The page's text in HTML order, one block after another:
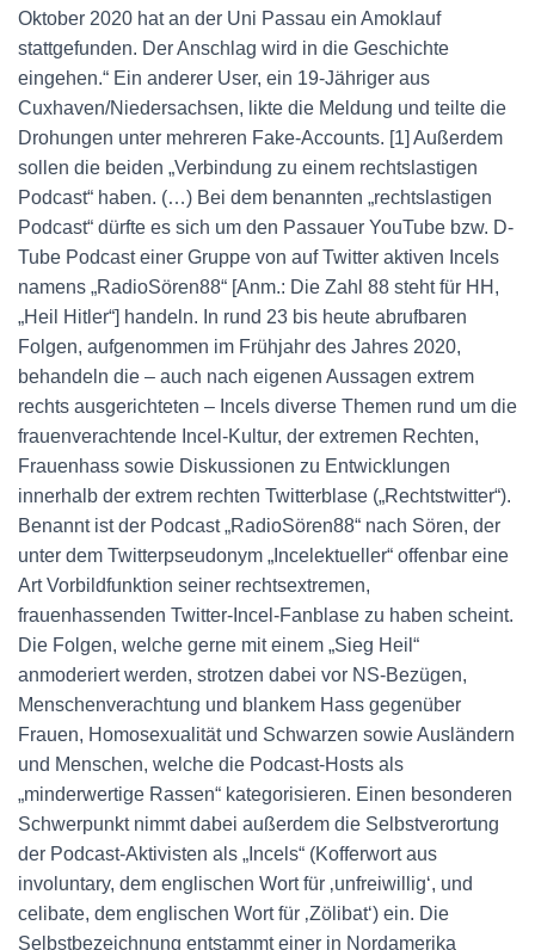
Oktober 2020 hat an der Uni Passau ein Amoklauf
stattgefunden. Der Anschlag wird in die Geschichte
eingehen.“ Ein anderer User, ein 19-Jähriger aus
Cuxhaven/Niedersachsen, likte die Meldung und teilte die
Drohungen unter mehreren Fake-Accounts. [1] Außerdem
sollen die beiden „Verbindung zu einem rechtslastigen
Podcast“ haben. (…) Bei dem benannten „rechtslastigen
Podcast“ dürfte es sich um den Passauer YouTube bzw. D-
Tube Podcast einer Gruppe von auf Twitter aktiven Incels
namens „RadioSören88“ [Anm.: Die Zahl 88 steht für HH,
„Heil Hitler“] handeln. In rund 23 bis heute abrufbaren
Folgen, aufgenommen im Frühjahr des Jahres 2020,
behandeln die – auch nach eigenen Aussagen extrem
rechts ausgerichteten – Incels diverse Themen rund um die
frauenverachtende Incel-Kultur, der extremen Rechten,
Frauenhass sowie Diskussionen zu Entwicklungen
innerhalb der extrem rechten Twitterblase („Rechtstwitter“).
Benannt ist der Podcast „RadioSören88“ nach Sören, der
unter dem Twitterpseudonym „Incelektueller“ offenbar eine
Art Vorbildfunktion seiner rechtsextremen,
frauenhassenden Twitter-Incel-Fanblase zu haben scheint.
Die Folgen, welche gerne mit einem „Sieg Heil“
anmoderiert werden, strotzen dabei vor NS-Bezügen,
Menschenverachtung und blankem Hass gegenüber
Frauen, Homosexualität und Schwarzen sowie Ausländern
und Menschen, welche die Podcast-Hosts als
„minderwertige Rassen“ kategorisieren. Einen besonderen
Schwerpunkt nimmt dabei außerdem die Selbstverortung
der Podcast-Aktivisten als „Incels“ (Kofferwort aus
involuntary, dem englischen Wort für ‚unfreiwillig‘, und
celibate, dem englischen Wort für ‚Zölibat‘) ein. Die
Selbstbezeichnung entstammt einer in Nordamerika